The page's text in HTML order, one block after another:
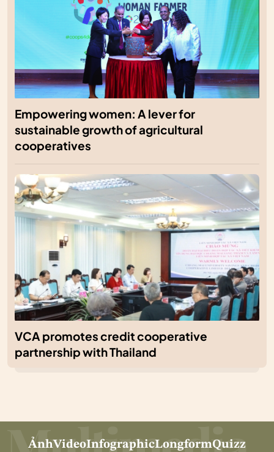
Empowering women: A lever for
sustainable growth of agricultural
cooperatives
VCA promotes credit cooperative
partnership with Thailand
ẢnhVideoInfographicLongformQuizz